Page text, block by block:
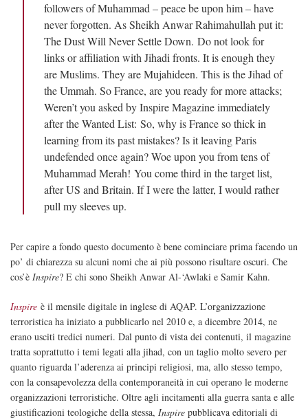
followers of Muhammad – peace be upon him – have
never forgotten. As Sheikh Anwar Rahimahullah put it:
The Dust Will Never Settle Down. Do not look for
links or affiliation with Jihadi fronts. It is enough they
are Muslims. They are Mujahideen. This is the Jihad of
the Ummah. So France, are you ready for more attacks;
Weren’t you asked by Inspire Magazine immediately
after the Wanted List: So, why is France so thick in
learning from its past mistakes? Is it leaving Paris
undefended once again? Woe upon you from tens of
Muhammad Merah! You come third in the target list,
after US and Britain. If I were the latter, I would rather
pull my sleeves up.
Per capire a fondo questo documento è bene cominciare prima facendo un
po’ di chiarezza su alcuni nomi che ai più possono risultare oscuri. Che
cos’è Inspire? E chi sono Sheikh Anwar Al-‘Awlaki e Samir Kahn.
Inspire è il mensile digitale in inglese di AQAP. L’organizzazione
terroristica ha iniziato a pubblicarlo nel 2010 e, a dicembre 2014, ne
erano usciti tredici numeri. Dal punto di vista dei contenuti, il magazine
tratta soprattutto i temi legati alla jihad, con un taglio molto severo per
quanto riguarda l’aderenza ai principi religiosi, ma, allo stesso tempo,
con la consapevolezza della contemporaneità in cui operano le moderne
organizzazioni terroristiche. Oltre agli incitamenti alla guerra santa e alle
giustificazioni teologiche della stessa, Inspire pubblicava editoriali di